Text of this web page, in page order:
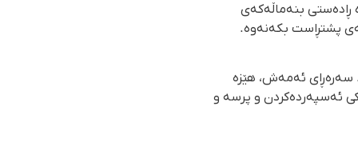
ڕادەستی بنەماڵەکەی
پشتڕاست بکەنەوە.
سەرەڕای ئەمەش، هێزە
ئەسپەردەکردن و پرسە و